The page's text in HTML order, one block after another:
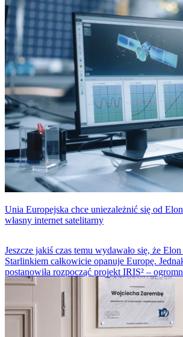
Unia Europejska chce uniezależnić się od
własny internet satelitarny
Jeszcze jakiś czas temu wydawało się, że
Starlinkiem całkowicie opanuje Europę.
postanowiła rozpocząć projekt IRIS² –
satelitarną, która ma zagwarantować Staremu
niezależny internet wprost z orbity. Unia
połączyła telekomunikacyjnych gigantów i
satelity na niebie jeszcze przed końcem dekady.